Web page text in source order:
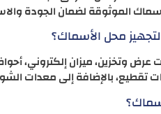
الموثوقة لضمان الجودة
محل الأسماك؟
عرض وتخزين، ميزان إلكتروني،
تقطيع، بالإضافة إلى معدات